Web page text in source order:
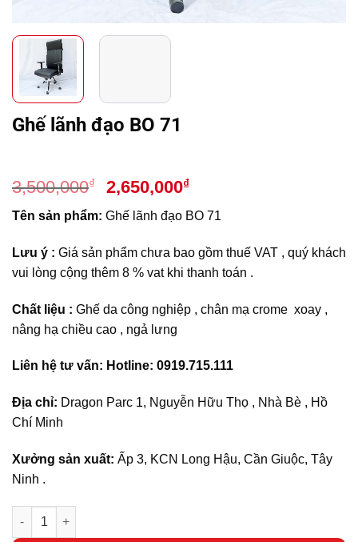
Ghế lãnh đạo BO 71
3,500,000₫
Giá
gốc
là:
3,500,000₫.
2,650,000₫Giá
tại
là:
2,650,000₫.
Tên sản phẩm: Ghế lãnh đạo BO 71
Lưu ý : Giá sản phẩm chưa bao gồm thuế VAT , quý khách
vui lòng cộng thêm 8 % vat khi thanh toán .
Chất liệu : Ghế da công nghiệp , chân mạ crome xoay ,
nâng hạ chiều cao , ngả lưng
Liên hệ tư vấn: Hotline: 0919.715.111
Địa chỉ: Dragon Parc 1, Nguyễn Hữu Thọ , Nhà Bè , Hồ
Chí Minh
Xưởng sản xuất: Ấp 3, KCN Long Hậu, Cần Giuộc, Tây
Ninh .
Ghế lãnh đạo BO 71 số lượng